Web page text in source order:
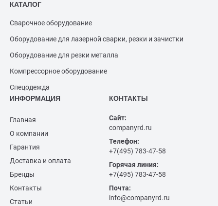
КАТАЛОГ
Сварочное оборудование
Оборудование для лазерной сварки, резки и зачистки
Оборудование для резки металла
Компрессорное оборудование
Спецодежда
ИНФОРМАЦИЯ
Главная
О компании
Гарантия
Доставка и оплата
Бренды
Контакты
Статьи
КОНТАКТЫ
Сайт:
companyrd.ru
Телефон:
+7(495) 783-47-58
Горячая линия:
+7(495) 783-47-58
Почта:
info@companyrd.ru